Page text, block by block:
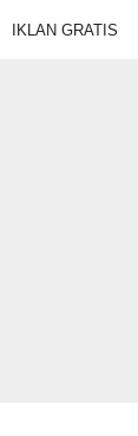
IKLAN GRATIS